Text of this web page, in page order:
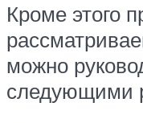
Кроме этого
можно
следующими